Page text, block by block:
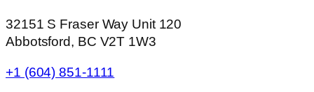
32151 S Fraser Way Unit 120
Abbotsford, BC V2T 1W3
+1 (604) 851-1111